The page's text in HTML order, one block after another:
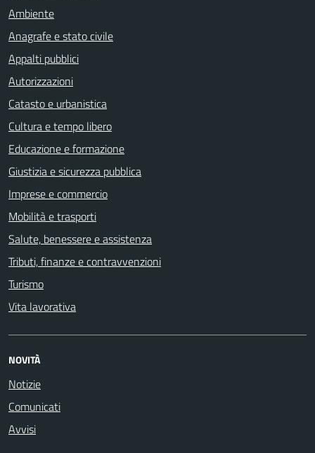
Ambiente
Anagrafe e stato civile
Appalti pubblici
Autorizzazioni
Catasto e urbanistica
Cultura e tempo libero
Educazione e formazione
Giustizia e sicurezza pubblica
Imprese e commercio
Mobilità e trasporti
Salute, benessere e assistenza
Tributi, finanze e contravvenzioni
Turismo
Vita lavorativa
NOVITÀ
Notizie
Comunicati
Avvisi